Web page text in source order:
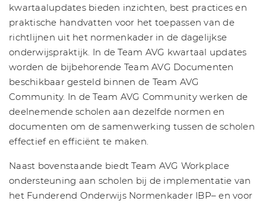
kwartaalupdates bieden inzichten, best practices en
praktische handvatten voor het toepassen van de
richtlijnen uit het normenkader in de dagelijkse
onderwijspraktijk. In de Team AVG kwartaal updates
worden de bijbehorende Team AVG Documenten
beschikbaar gesteld binnen de Team AVG
Community. In de Team AVG Community werken de
deelnemende scholen aan dezelfde normen en
documenten om de samenwerking tussen de scholen
effectief en efficiënt te maken.
Naast bovenstaande biedt Team AVG Workplace
ondersteuning aan scholen bij de implementatie van
het Funderend Onderwijs Normenkader IBP– en voor